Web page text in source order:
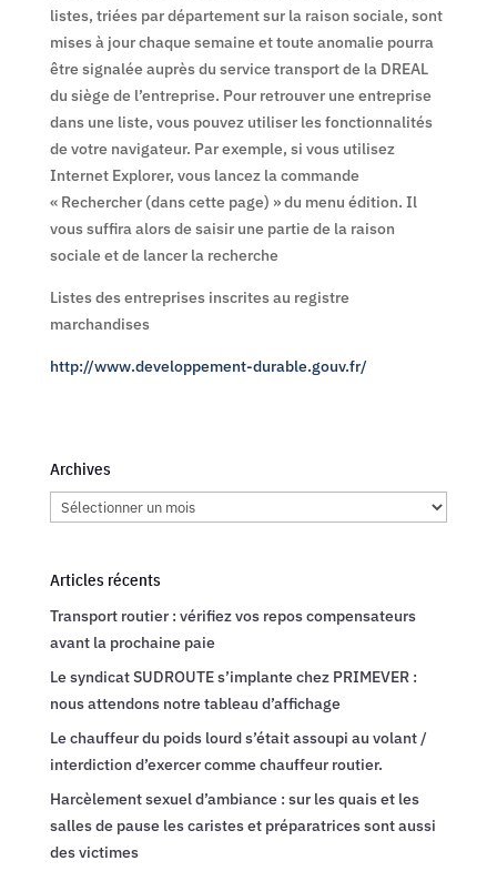
listes, triées par département sur la raison sociale, sont
mises à jour chaque semaine et toute anomalie pourra
être signalée auprès du service transport de la DREAL
du siège de l’entreprise. Pour retrouver une entreprise
dans une liste, vous pouvez utiliser les fonctionnalités
de votre navigateur. Par exemple, si vous utilisez
Internet Explorer, vous lancez la commande
« Rechercher (dans cette page) » du menu édition. Il
vous suffira alors de saisir une partie de la raison
sociale et de lancer la recherche
Listes des entreprises inscrites au registre
marchandises
http://www.developpement-durable.gouv.fr/
Archives
Archives
Articles récents
Transport routier : vérifiez vos repos compensateurs
avant la prochaine paie
Le syndicat SUDROUTE s’implante chez PRIMEVER :
nous attendons notre tableau d’affichage
Le chauffeur du poids lourd s’était assoupi au volant /
interdiction d’exercer comme chauffeur routier.
Harcèlement sexuel d’ambiance : sur les quais et les
salles de pause les caristes et préparatrices sont aussi
des victimes